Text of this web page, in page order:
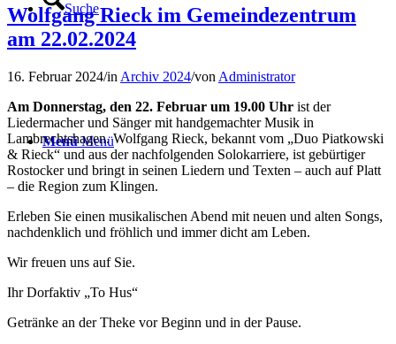
Suche
Menü Menü
Wolfgang Rieck im Gemeindezentrum
am 22.02.2024
16. Februar 2024/in Archiv 2024/von Administrator
Am Donnerstag, den 22. Februar um 19.00 Uhr ist der
Liedermacher und Sänger mit handgemachter Musik in
Lambrechtshagen. Wolfgang Rieck, bekannt vom „Duo Piatkowski
& Rieck“ und aus der nachfolgenden Solokarriere, ist gebürtiger
Rostocker und bringt in seinen Liedern und Texten – auch auf Platt
– die Region zum Klingen.
Erleben Sie einen musikalischen Abend mit neuen und alten Songs,
nachdenklich und fröhlich und immer dicht am Leben.
Wir freuen uns auf Sie.
Ihr Dorfaktiv „To Hus“
Getränke an der Theke vor Beginn und in der Pause.